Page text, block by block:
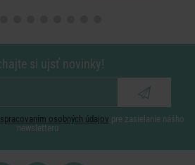
si ujsť novinky!
osobných údajov pre zasielanie nášho
newsletteru